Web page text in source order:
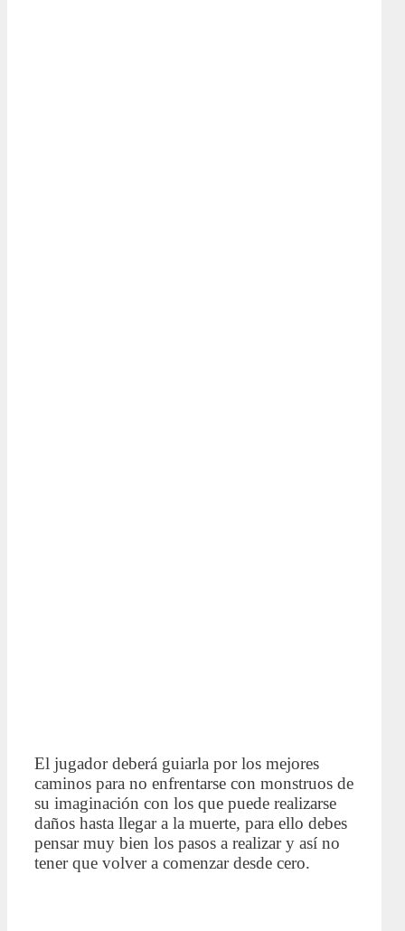
El jugador deberá guiarla por los mejores
caminos para no enfrentarse con monstruos de
su imaginación con los que puede realizarse
daños hasta llegar a la muerte, para ello debes
pensar muy bien los pasos a realizar y así no
tener que volver a comenzar desde cero.